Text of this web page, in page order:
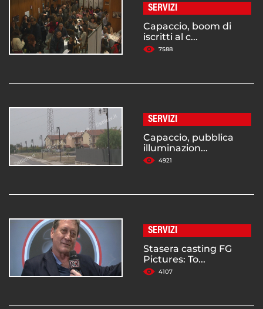
SERVIZI
Capaccio, boom di
iscritti al c...
7588
SERVIZI
Capaccio, pubblica
illuminazion...
4921
SERVIZI
Stasera casting FG
Pictures: To...
4107